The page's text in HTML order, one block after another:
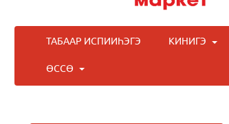
ТАБААР ИСПИИҺЭГЭ КИНИГЭ
ӨССӨ